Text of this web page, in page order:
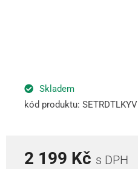
Skladem
kód produktu: SETRDTLKYV
2 199 Kč s DPH